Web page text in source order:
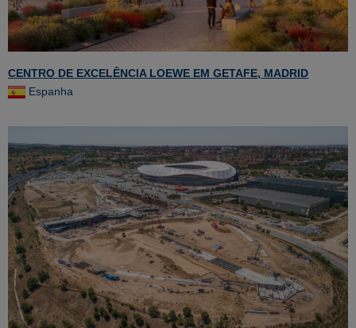
CENTRO DE EXCELÊNCIA LOEWE EM GETAFE, MADRID
Espanha